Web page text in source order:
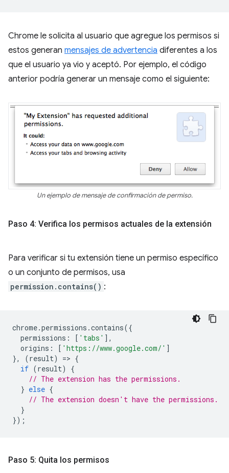
Chrome le solicita al usuario que agregue los permisos si
estos generan mensajes de advertencia diferentes a los
que el usuario ya vio y aceptó. Por ejemplo, el código
anterior podría generar un mensaje como el siguiente:
Un ejemplo de mensaje de confirmación de permiso.
Paso 4: Verifica los permisos actuales de la extensión
Para verificar si tu extensión tiene un permiso específico
o un conjunto de permisos, usa
permission.contains() :
chrome.permissions .contains({
permissions : [ 'tabs' ],
origins : [ 'https://www.google.com/' ]
},
(result) => {
if (result)
{
// The extension has the permissions.
} else {
// The extension doesn't have the permissions.
}
});
Paso 5: Quita los permisos